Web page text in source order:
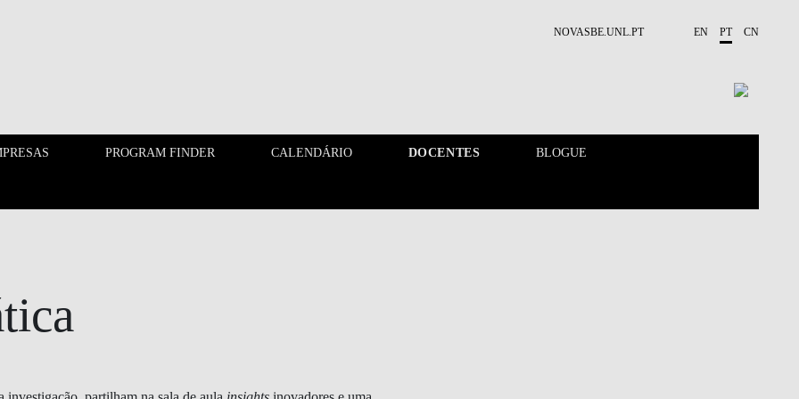
NOVASBE.UNL.PT EN PT CN
PROGRAM FINDER CALENDÁRIO DOCENTES BLOGUE